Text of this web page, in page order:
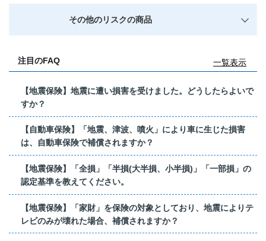
その他のリスクの商品
注目のFAQ 一覧表示
【地震保険】地震に遭い損害を受けました。どうしたらよいで
すか？
【自動車保険】「地震、津波、噴火」により車に生じた損害
は、自動車保険で補償されますか？
【地震保険】「全損」「半損(大半損、小半損)」「一部損」の
認定基準を教えてください。
【地震保険】「家財」を保険の対象としており、地震によりテ
レビのみが壊れた場合、補償されますか？